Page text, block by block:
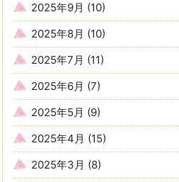
2025年9月 (10)
2025年8月 (10)
2025年7月 (11)
2025年6月 (7)
2025年5月 (9)
2025年4月 (15)
2025年3月 (8)